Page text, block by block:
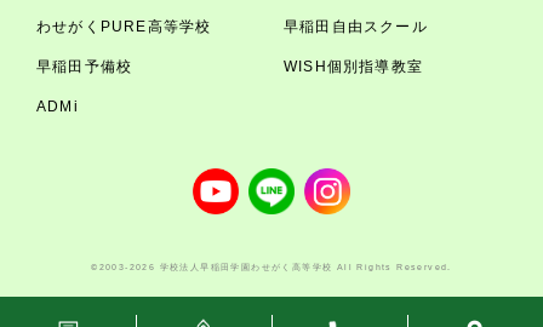
わせがくPURE高等学校 早稲田自由スクール
早稲田予備校 WISH個別指導教室
ADMi
©2003-2026 学校法人早稲田学園わせがく高等学校 All Rights Reserved.